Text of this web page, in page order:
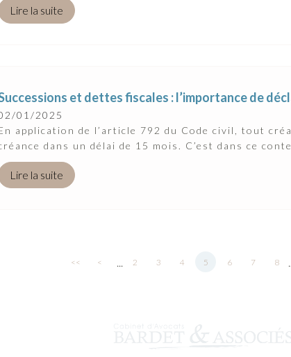
Lire la suite
et dettes fiscales : l’importance de
01/2025
application de l’article 792 du Code civil, tout
dans un délai de 15 mois. C’est dans ce
Lire la suite
<< < 2 3 4 5 6 7 8